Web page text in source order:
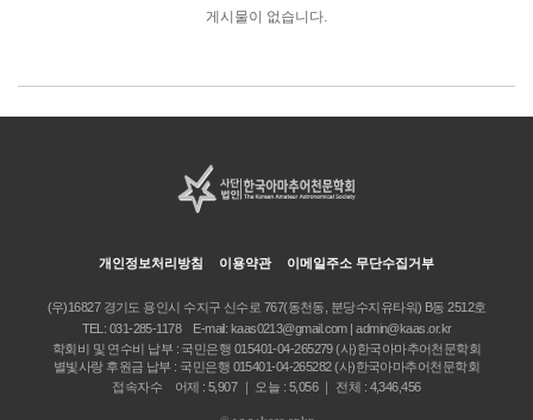
게시물이 없습니다.
개인정보처리방침 이용약관 이메일주소 무단수집거부
(우)16827 경기도 용인시 수지구 신수로 767(동천동, 분당수지유타워) B동 2512호
TEL: 031-285-1178 E-mail: kaas0213@gmail.com | admin@kaas.or.kr
학회비 및 연수비 납부 : 국민은행 015401-04-265279 (사)한국아마추어천문학회
별빛사랑 후원금 납부 : 국민은행 015401-04-265282 (사)한국아마추어천문학회
접속자수 어제 : 5,907 ｜ 오늘 : 5,056 ｜ 전체 : 4,346,456